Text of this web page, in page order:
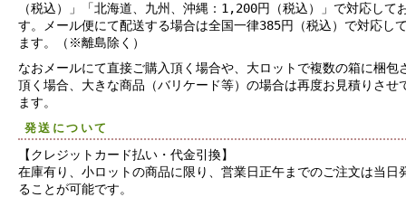
（税込）」「北海道、九州、沖縄：1,200円（税込）」で対応して
す。メール便にて配送する場合は全国一律385円（税込）で対応し
ます。（※離島除く）
なおメールにて直接ご購入頂く場合や、大ロットで複数の箱に梱包
頂く場合、大きな商品（バリケード等）の場合は再度お見積りさせ
ます。
発送について
【クレジットカード払い・代金引換】
在庫有り、小ロットの商品に限り、営業日正午までのご注文は当日
ることが可能です。